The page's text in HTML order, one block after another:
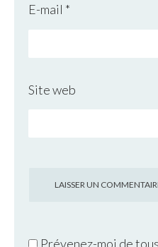
E-mail *
Site web
Prévenez-moi de